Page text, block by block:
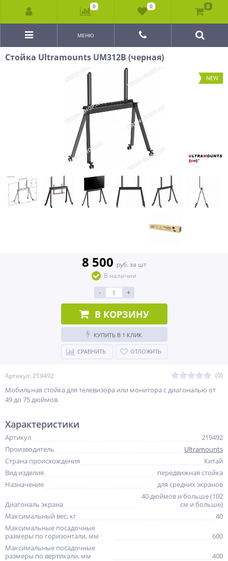
МЕНЮ
Стойка Ultramounts UM312B (черная)
NEW
Артикул: 219492 (0)
Мобильная стойка для телевизора или монитора с диагональю от
49 до 75 дюймов.
8 500 руб. за шт
В наличии
- +
В КОРЗИНУ
КУПИТЬ В 1 КЛИК
СРАВНИТЬ ОТЛОЖИТЬ
Характеристики
Артикул
219492
Производитель
Ultramounts
Страна происхождения
Китай
Вид изделия
передвижная стойка
Назначение
для средних экранов
Диагональ экрана
40 дюймов и больше (102
см и больше)
Максимальный вес, кг
40
Максимальные посадочные
размеры по горизонтали, мм
600
Максимальные посадочные
размеры по вертикали, мм
400
0 0 0